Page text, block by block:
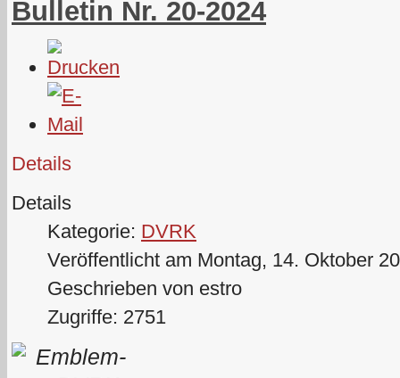
Bulletin Nr. 20-2024
Details
Details
Kategorie: DVRK
Veröffentlicht am Montag, 14. Oktober
Geschrieben von estro
Zugriffe: 2751